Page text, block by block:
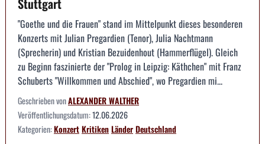
"Goethe und die Frauen" stand im Mittelpunkt dieses besonderen
Konzerts mit Julian Pregardien (Tenor), Julia Nachtmann
(Sprecherin) und Kristian Bezuidenhout (Hammerflügel). Gleich
zu Beginn faszinierte der "Prolog in Leipzig: Käthchen" mit Franz
Schuberts "Willkommen und Abschied", wo Pregardien mi...
Geschrieben vonALEXANDER WALTHER
Veröffentlichungsdatum:12.06.2026
Kategorien:KonzertKritikenLänderDeutschland